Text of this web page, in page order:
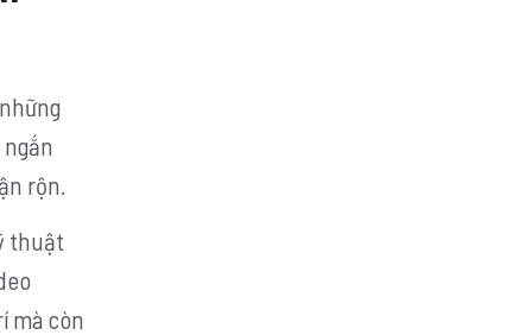
rộn.
thuật
mà còn